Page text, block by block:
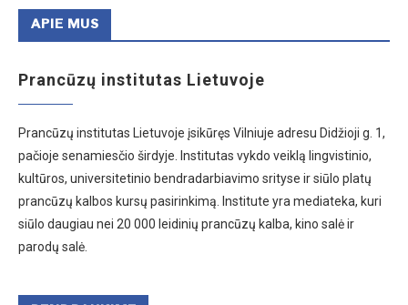
APIE MUS
Prancūzų institutas Lietuvoje
Prancūzų institutas Lietuvoje įsikūręs Vilniuje adresu Didžioji g. 1,
pačioje senamiesčio širdyje. Institutas vykdo veiklą lingvistinio,
kultūros, universitetinio bendradarbiavimo srityse ir siūlo platų
prancūzų kalbos kursų pasirinkimą. Institute yra mediateka, kuri
siūlo daugiau nei 20 000 leidinių prancūzų kalba, kino salė ir
parodų salė.